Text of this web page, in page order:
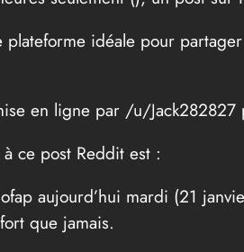
plateforme idéale pour
en ligne par /u/
ce post Reddit est :
aujourd’hui mardi (21
que jamais.